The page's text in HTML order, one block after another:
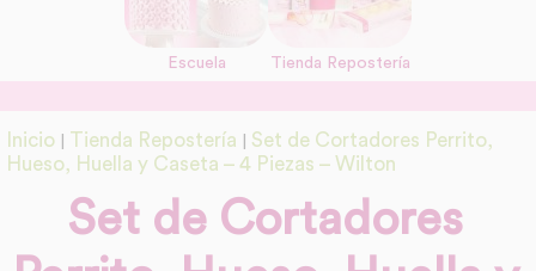
Escuela Tienda Repostería
Inicio Tienda Repostería
Set de Cortadores Perrito,
Hueso, Huella y Caseta – 4 Piezas – Wilton
Set de Cortadores
link